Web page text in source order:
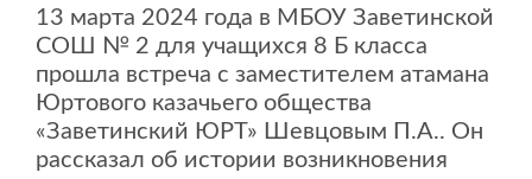
13 марта 2024 года в МБОУ Заветинской
СОШ № 2 для учащихся 8 Б класса
прошла встреча с заместителем атамана
Юртового казачьего общества
«Заветинский ЮРТ» Шевцовым П.А.. Он
рассказал об истории возникновения